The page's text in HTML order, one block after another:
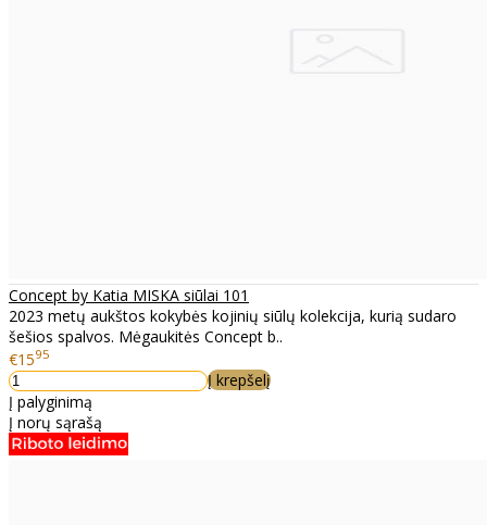
Concept by Katia MISKA siūlai 101
2023 metų aukštos kokybės kojinių siūlų kolekcija, kurią sudaro
šešios spalvos. Mėgaukitės Concept b..
€1595
Į krepšelį
Į palyginimą
Į norų sąrašą